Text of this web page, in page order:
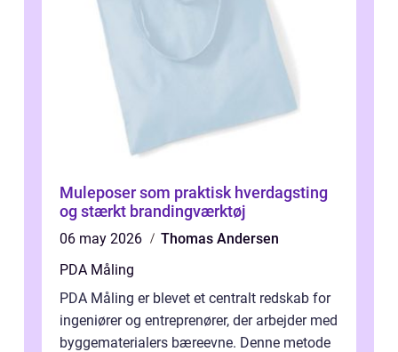
Muleposer som praktisk hverdagsting
og stærkt brandingværktøj
06 may 2026
Thomas Andersen
PDA Måling
PDA Måling er blevet et centralt redskab for
ingeniører og entreprenører, der arbejder med
byggematerialers bæreevne. Denne metode